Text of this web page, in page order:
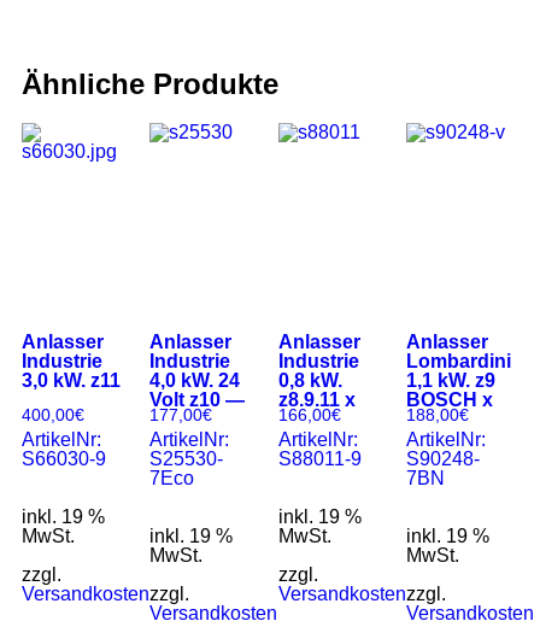
Ähnliche Produkte
Anlasser
Industrie
3,0 kW. z11
400,00€
ArtikelNr:
S66030-9
inkl. 19 %
MwSt.
zzgl.
Versandkosten
Anlasser
Industrie
4,0 kW. 24
Volt z10 —
177,00€
ArtikelNr:
S25530-
7Eco
inkl. 19 %
MwSt.
zzgl.
Versandkosten
Anlasser
Industrie
0,8 kW.
z8.9.11 x
166,00€
ArtikelNr:
S88011-9
inkl. 19 %
MwSt.
zzgl.
Versandkosten
Anlasser
Lombardini
1,1 kW. z9
BOSCH x
188,00€
ArtikelNr:
S90248-
7BN
inkl. 19 %
MwSt.
zzgl.
Versandkosten